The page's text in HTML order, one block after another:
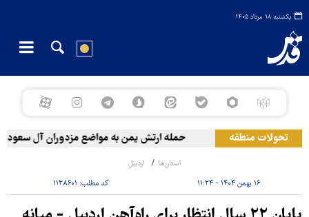
یکشنبه ۱۸ مرداد ۱۴۰۵
تحولات منطقه حمله ارتش یمن به مواضع مزدوران آل سعود
استان‌ها اردبیل
۱۶ بهمن ۱۴۰۴ - ۱۱:۲۴ کد مطلب: ۱۱۲۸۶۰۱